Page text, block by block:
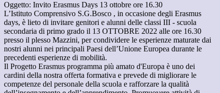
Oggetto: Invito Erasmus Days 13 ottobre ore 16.30
L’Istituto Comprensivo S.G.Bosco , in occasione degli Erasmus
days, è lieto di invitare genitori e alunni delle classi III - scuola
secondaria di primo grado il 13 OTTOBRE 2022 alle ore 16.30
presso il plesso Mazzini, per condividere le esperienze maturate dai
nostri alunni nei principali Paesi dell’Unione Europea durante le
precedenti esperienze di mobilità.
Il Progetto Erasmus programma più amato d'Europa è uno dei
cardini della nostra offerta formativa e prevede di migliorare le
competenze del personale della scuola e rafforzare la qualità